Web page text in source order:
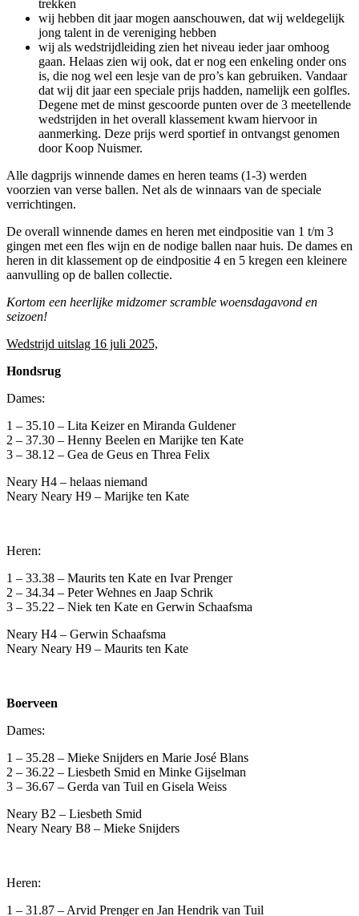
trekken
wij hebben dit jaar mogen aanschouwen, dat wij weldegelijk
jong talent in de vereniging hebben
wij als wedstrijdleiding zien het niveau ieder jaar omhoog
gaan. Helaas zien wij ook, dat er nog een enkeling onder ons
is, die nog wel een lesje van de pro’s kan gebruiken. Vandaar
dat wij dit jaar een speciale prijs hadden, namelijk een golfles.
Degene met de minst gescoorde punten over de 3 meetellende
wedstrijden in het overall klassement kwam hiervoor in
aanmerking. Deze prijs werd sportief in ontvangst genomen
door Koop Nuismer.
Alle dagprijs winnende dames en heren teams (1-3) werden
voorzien van verse ballen. Net als de winnaars van de speciale
verrichtingen.
De overall winnende dames en heren met eindpositie van 1 t/m 3
gingen met een fles wijn en de nodige ballen naar huis. De dames en
heren in dit klassement op de eindpositie 4 en 5 kregen een kleinere
aanvulling op de ballen collectie.
Kortom een heerlijke midzomer scramble woensdagavond en
seizoen!
Wedstrijd uitslag 16 juli 2025,
Hondsrug
Dames:
1 – 35.10 – Lita Keizer en Miranda Guldener
2 – 37.30 – Henny Beelen en Marijke ten Kate
3 – 38.12 – Gea de Geus en Threa Felix
Neary H4 – helaas niemand
Neary Neary H9 – Marijke ten Kate
Heren:
1 – 33.38 – Maurits ten Kate en Ivar Prenger
2 – 34.34 – Peter Wehnes en Jaap Schrik
3 – 35.22 – Niek ten Kate en Gerwin Schaafsma
Neary H4 – Gerwin Schaafsma
Neary Neary H9 – Maurits ten Kate
Boerveen
Dames:
1 – 35.28 – Mieke Snijders en Marie José Blans
2 – 36.22 – Liesbeth Smid en Minke Gijselman
3 – 36.67 – Gerda van Tuil en Gisela Weiss
Neary B2 – Liesbeth Smid
Neary Neary B8 – Mieke Snijders
Heren:
1 – 31.87 – Arvid Prenger en Jan Hendrik van Tuil